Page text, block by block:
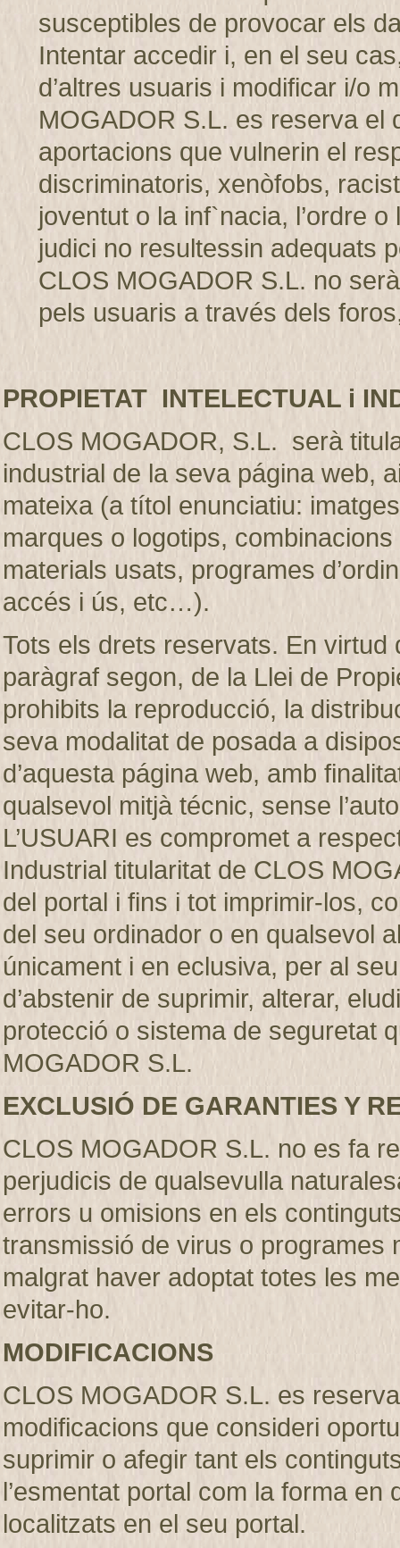
susceptibles de provocar els
Intentar accedir i, en el seu
d’altres usuaris i modificar i/o
MOGADOR S.L. es reserva el
aportacions que vulnerin el
discriminatoris, xenòfobs,
joventut o la inf`nacia, l’ordre
judici no resultessin adequats
CLOS MOGADOR S.L. no
pels usuaris a través dels
PROPIETAT INTELECTUAL i
CLOS MOGADOR, S.L. serà
industrial de la seva página web,
mateixa (a títol enunciatiu:
marques o logotips,
materials usats, programes
accés i ús, etc…).
Tots els drets reservats. En virtud
paràgraf segon, de la Llei de
prohibits la reproducció, la
seva modalitat de posada a
d’aquesta página web, amb
qualsevol mitjà técnic, sense
L’USUARI es compromet a
Industrial titularitat de CLOS
del portal i fins i tot imprimir-los,
del seu ordinador o en qualsevol
únicament i en eclusiva, per al
d’abstenir de suprimir, alterar,
protecció o sistema de seguretat
MOGADOR S.L.
EXCLUSIÓ DE GARANTIES Y
CLOS MOGADOR S.L. no es fa
perjudicis de qualsevulla
errors u omisions en els
transmissió de virus o programes
malgrat haver adoptat totes les
evitar-ho.
MODIFICACIONS
CLOS MOGADOR S.L. es
modificacions que consideri
suprimir o afegir tant els
l’esmentat portal com la forma
localitzats en el seu portal.